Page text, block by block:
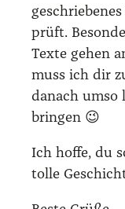
prüft.
Tex­te gehen
muss ich dir
danach umso
brin­gen 😉
Ich hof­fe, du
tol­le